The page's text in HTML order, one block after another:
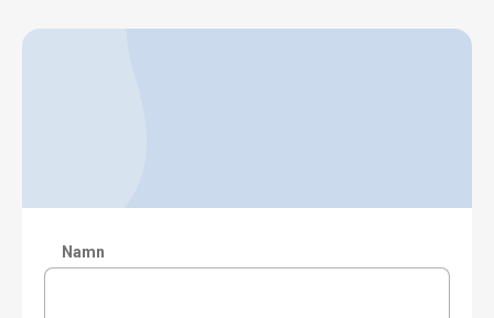
Namn